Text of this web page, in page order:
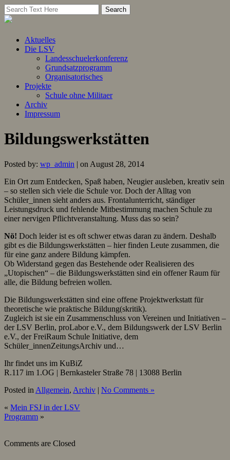
Aktuelles
Die LSV
Landesschuelerkonferenz
Grundsatzprogramm
Organisatorisches
Projekte
Schule ohne Militaer
Archiv
Impressum
Bildungswerkstätten
Posted by: wp_admin | on August 28, 2014
Ein Ort zum Entdecken, Spaß haben, Neugier ausleben, kreativ sein
– so stellen sich viele die Schule vor. Doch der Alltag von
Schüler_innen sieht anders aus. Frontalunterricht, ständiger
Leistungsdruck und fehlende Mitbestimmung machen Schule zu
einer nervigen Pflichtveranstaltung. Muss das so sein?
Nö! Doch leider ist es oft schwer etwas daran zu ändern. Deshalb
gibt es die Bildungswerkstätten – hier finden Leute zusammen, die
für eine ganz andere Bildung kämpfen.
Ob Widerstand gegen das Bestehende oder Realisieren des
„Utopischen“ – die Bildungswerkstätten sind ein offener Raum für
alle, die Bildung befreien wollen.
Die Bildungswerkstätten sind eine offene Projektwerkstatt für
theoretische wie praktische Bildung(skritik).
Zugleich ist sie ein Zusammenschluss von Vereinen und Initiativen –
der LSV Berlin, proLabor e.V., dem Bildungswerk der LSV Berlin
e.V., der FreiRaum Schule Initiative, dem
Schüler_innenZeitungsArchiv und…
Ihr findet uns im KuBiZ
R.117 im 1.OG | Bernkasteler Straße 78 | 13088 Berlin
Posted in Allgemein, Archiv | No Comments »
« Mein FSJ in der LSV
Programm »
Comments are Closed